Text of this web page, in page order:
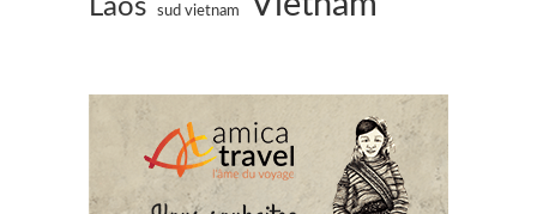
Laos sud vietnam